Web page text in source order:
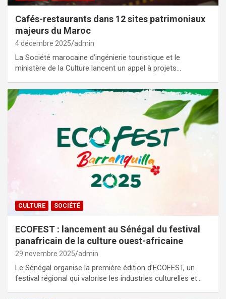
Cafés-restaurants dans 12 sites patrimoniaux
majeurs du Maroc
4 décembre 2025 admin
La Société marocaine d’ingénierie touristique et le
ministère de la Culture lancent un appel à projets…
CULTURE SOCIÉTÉ
ECOFEST : lancement au Sénégal du festival
panafricain de la culture ouest-africaine
29 novembre 2025 admin
Le Sénégal organise la première édition d’ECOFEST, un
festival régional qui valorise les industries culturelles et…